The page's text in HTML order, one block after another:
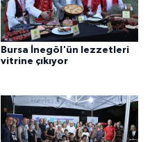
Bursa İnegöl'ün lezzetleri
vitrine çıkıyor